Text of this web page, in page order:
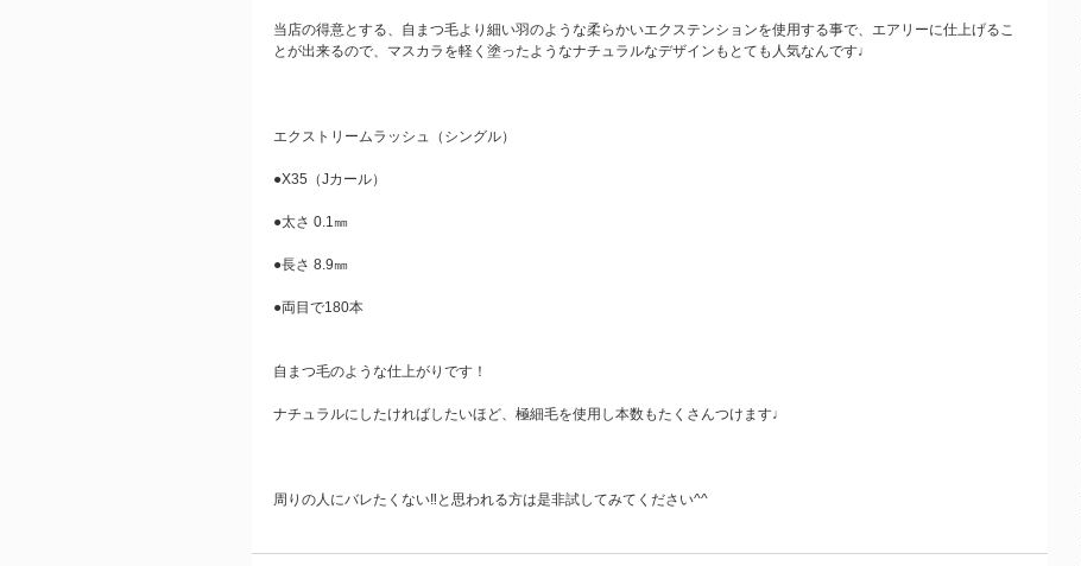
当店の得意とする、自まつ毛より細い羽のような柔らかいエクステンションを使用する事で、エアリーに仕上げるこ
とが出来るので、マスカラを軽く塗ったようなナチュラルなデザインもとても人気なんです♩
エクストリームラッシュ（シングル）
●X35（Jカール）
●太さ 0.1㎜
●長さ 8.9㎜
●両目で180本
自まつ毛のような仕上がりです！
ナチュラルにしたければしたいほど、極細毛を使用し本数もたくさんつけます♩
周りの人にバレたくない‼️と思われる方は是非試してみてください^^